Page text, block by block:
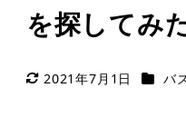
を探してみ
更新日
2021年7月1日 シリー
バ